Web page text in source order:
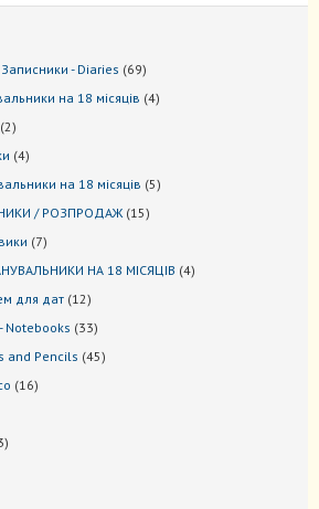
- Diaries 6969
на 18 місяців 44
22
44
на 18 місяців 55
/ РОЗПРОДАЖ 1515
77
НА 18 МІСЯЦІВ 44
для дат 1212
Notebooks 3333
and Pencils 4545
1616
13